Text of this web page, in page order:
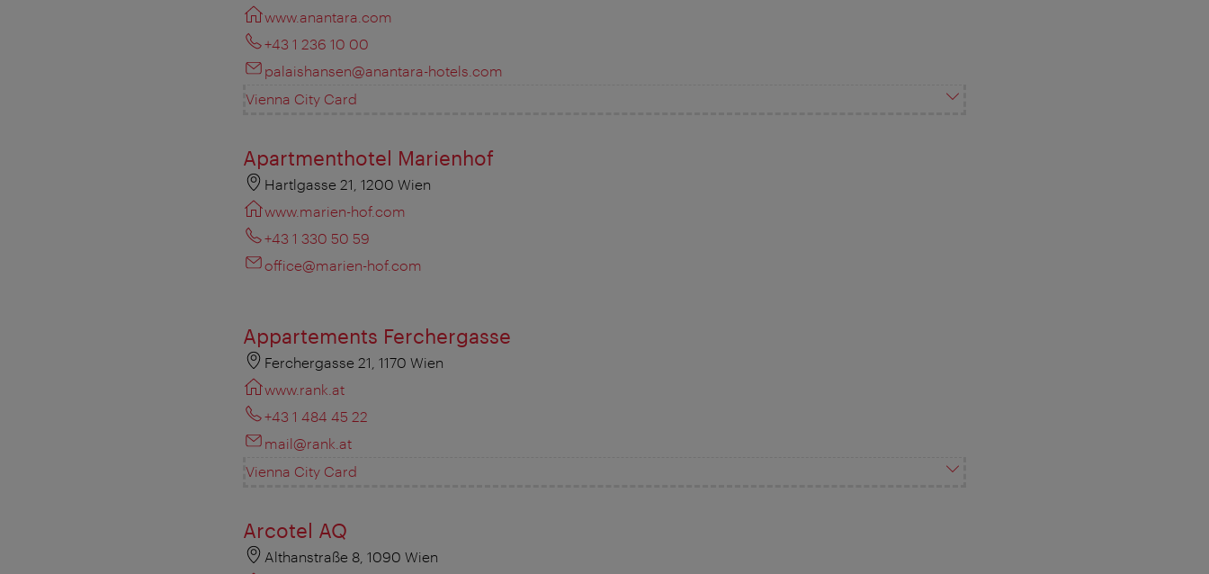
www.anantara.com
+43 1 236 10 00
palaishansen@anantara-hotels.com
Vienna City Card
Apartmenthotel Marienhof
Hartlgasse 21, 1200 Wien
www.marien-hof.com
+43 1 330 50 59
office@marien-hof.com
Appartements Ferchergasse
Ferchergasse 21, 1170 Wien
www.rank.at
+43 1 484 45 22
mail@rank.at
Vienna City Card
Arcotel AQ
Althanstraße 8, 1090 Wien